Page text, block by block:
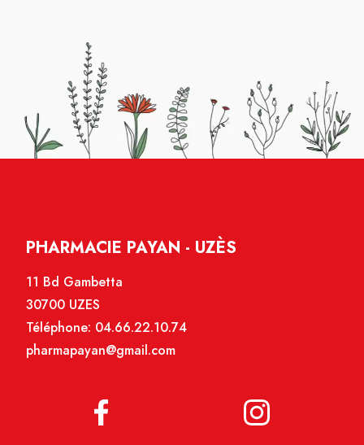
PHARMACIE PAYAN - UZÈS
11 Bd Gambetta
30700 UZES
Téléphone: 04.66.22.10.74
pharmapayan@gmail.com